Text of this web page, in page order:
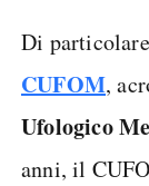
Di
CUFOM,
Ufologico
anni, il